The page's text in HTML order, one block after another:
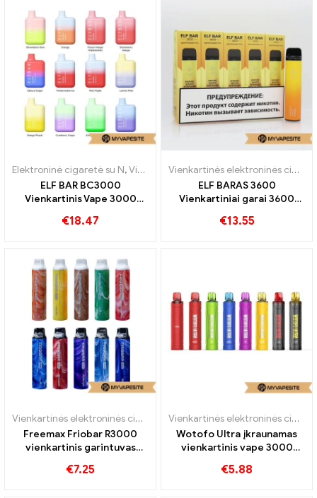
Elektroninė cigaretė su N,Vienkartinės elektroninės cigaretės
ELF BAR BC3000
Vienkartinis Vape 3000
€18.47
Vienkartinės elektroninės cigaretės
ELF BARAS 3600
Vienkartiniai garai 3600
€13.55
Vienkartinės elektroninės cigaretės
Freemax Friobar R3000
vienkartinis garintuvas
€7.25
Vienkartinės elektroninės cigaretės
Wotofo Ultra įkraunamas
vienkartinis vape 3000
€5.88